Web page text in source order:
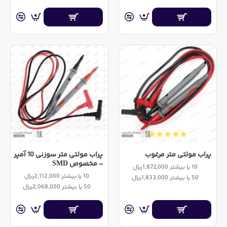
پراب مولتی متر مرغوب
10 یا بیشتر 1,872,000ریال
50 یا بیشتر 1,833,000ریال
پراب مولتی متر سوزنی 10 آمپر
- مخصوص SMD
10 یا بیشتر 2,112,000ریال
50 یا بیشتر 2,068,000ریال